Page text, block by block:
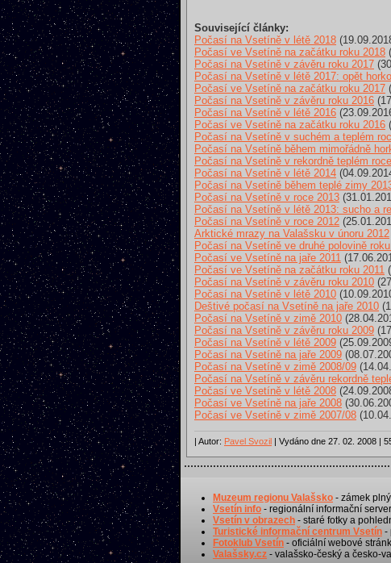
Související články:
Počasí na Vsetíně v létě 2018
Počasí ve Vsetíně na začátku roku 2018
Počasí na Vsetíně v závěru roku 2017
Počasí na Vsetíně v létě 2017: opět
Počasí ve Vsetíně na začátku roku 2017
Počasí na Vsetíně v závěru roku 2016
Počasí na Vsetíně v létě 2016
Počasí ve Vsetíně na začátku roku 2016
Počasí na Vsetíně v suchém a teplém
Počasí na Vsetíně během mimořádně
Počasí na Vsetíně v rekordně teplém
Počasí na Vsetíně v létě 2014
Počasí na Vsetíně během teplé zimy
Počasí na Vsetíně v roce 2013
Počasí na Vsetíně v létě 2013: sucho a
Počasí na Vsetíně v roce 2012
Arktické mrazy na Valašsku v únoru 2012
Počasí na Vsetíně ve druhé polovině roku
Počasí ve Vsetíně na jaře 2011
Počasí ve Vsetíně na začátku roku 2011
Počasí na Vsetíně v závěru roku 2010
Počasí na Vsetíně v létě 2010
Deštivé počasí na Vsetíně na jaře 2010
Počasí na Vsetíně v zimě 2010
Počasí na Vsetíně v závěru roku 2009
Počasí na Vsetíně v létě 2009
Počasí na Vsetíně na jaře 2009
Počasí na Vsetíně v zimě 2008/09
Počasí na Vsetíně v závěru rekordně
Počasí ve Vsetíně v létě 2008
Počasí ve Vsetíně na jaře 2008
Počasí ve Vsetíně v zimě 2007/08
| Autor: Pavel Svozil | Vydáno dne 27. 02. 2008 |
Muzeum regionu Valašsko - zámek
Vsetín info - regionální informační
Vsetín v obrazech - staré fotky a
Turistické informační centrum Vsetín -
Fotoklub Vsetín - oficiální webové
Valašsky.cz - valašsko-český a česko-